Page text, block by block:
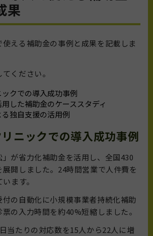
果
える補助金の事例と成果を記載しま
ください。
クでの導入成功事例
した補助金のケーススタディ
独自支援の活用例
ニックでの導入成功事例
が省力化補助金を活用し、全国430
開しました。24時間営業で人件費を
ます。
付の自動化に小規模事業者持続化補助
の入力時間を約40%短縮しました。
当たりの対応数を15人から22人に増